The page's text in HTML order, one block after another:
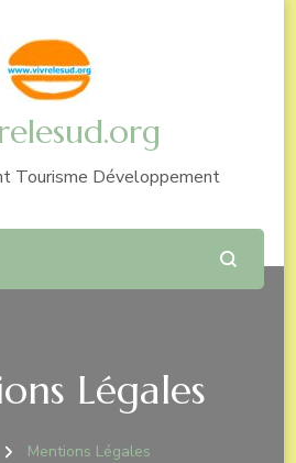
Tourisme Développement
Légales
Mentions Légales